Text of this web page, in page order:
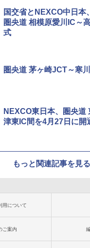
国交省とNEXCO中日本
圏央道 相模原愛川IC～
式
圏央道 茅ヶ崎JCT～寒
NEXCO東日本、圏央道
津東IC間を4月27日に開
もっと関連記事を見る
用について
ご案内